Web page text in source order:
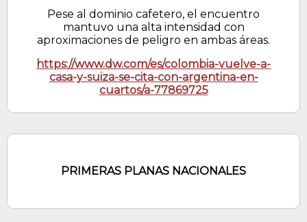
Pese al dominio cafetero, el encuentro
mantuvo una alta intensidad con
aproximaciones de peligro en ambas áreas.
https://www.dw.com/es/colombia-vuelve-a-
casa-y-suiza-se-cita-con-argentina-en-
cuartos/a-77869725
PRIMERAS PLANAS NACIONALES